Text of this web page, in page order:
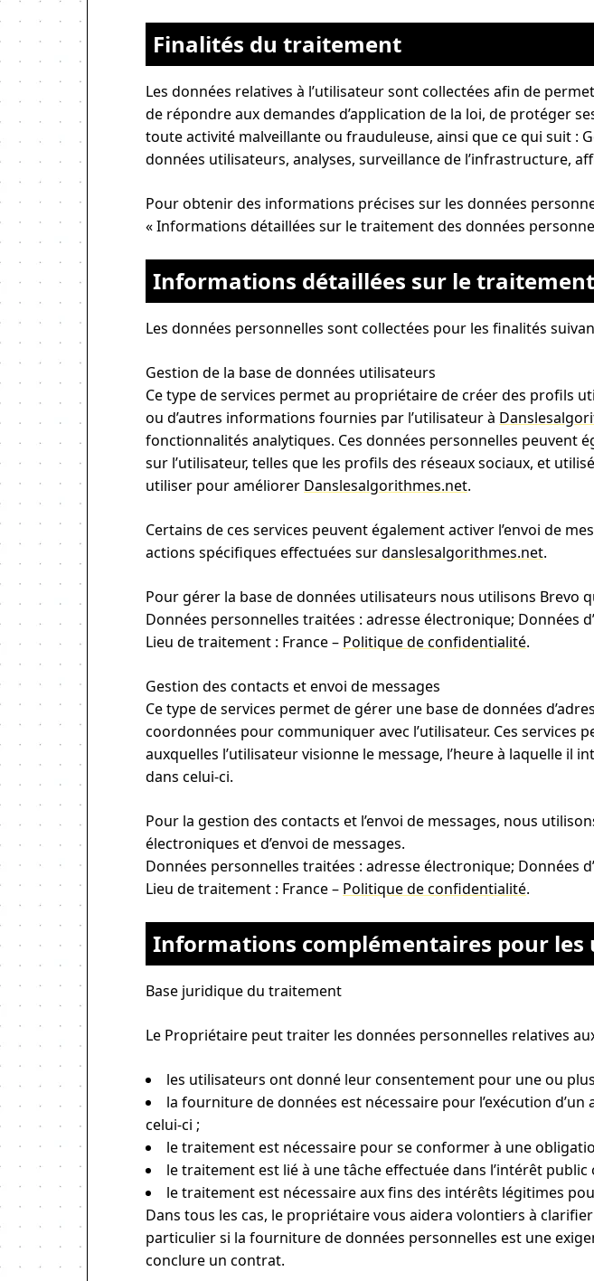
Finalités du traitement
Les données relatives à l’utilisateur sont collectées afin de
de répondre aux demandes d’application de la loi, de protéger
toute activité malveillante ou frauduleuse, ainsi que ce qui suit :
données utilisateurs, analyses, surveillance de l’infrastructure,
Pour obtenir des informations précises sur les données
« Informations détaillées sur le traitement des données
Informations détaillées sur le
Les données personnelles sont collectées pour les finalités
Gestion de la base de données utilisateurs
Ce type de services permet au propriétaire de créer des profils
ou d’autres informations fournies par l’utilisateur à
fonctionnalités analytiques. Ces données personnelles peuvent
sur l’utilisateur, telles que les profils des réseaux sociaux, et
utiliser pour améliorer Danslesalgorithmes.net.
Certains de ces services peuvent également activer l’envoi de
actions spécifiques effectuées surdanslesalgorithmes.net.
Pour gérer la base de données utilisateurs nous utilisons Brevo
Données personnelles traitées : adresse électronique; Données
Lieu de traitement : France – Politique de confidentialité.
Gestion des contacts et envoi de messages
Ce type de services permet de gérer une base de données
coordonnées pour communiquer avec l’utilisateur. Ces services
auxquelles l’utilisateur visionne le message, l’heure à laquelle il
dans celui-ci.
Pour la gestion des contacts et l’envoi de messages, nous
électroniques et d’envoi de messages.
Données personnelles traitées : adresse électronique; Données
Lieu de traitement : France – Politique de confidentialité.
Informations complémentaires pour les
Base juridique du traitement
Le Propriétaire peut traiter les données personnelles relatives
les utilisateurs ont donné leur consentement pour une ou
la fourniture de données est nécessaire pour l’exécution
celui-ci ;
le traitement est nécessaire pour se conformer à une
le traitement est lié à une tâche effectuée dans l’intérêt
le traitement est nécessaire aux fins des intérêts légitimes
Dans tous les cas, le propriétaire vous aidera volontiers à
particulier si la fourniture de données personnelles est une
conclure un contrat.